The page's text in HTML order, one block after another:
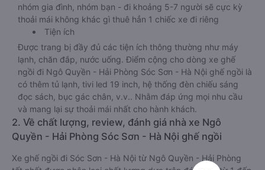
nhóm gia đình, nhóm bạn - đi khoảng 5-7 người sẽ cực kỳ
thoải mái không khác gì thuê hẳn 1 chiếc xe đi riêng
Tiện ích
Được trang bị đầy đủ các tiện ích thông thường như máy
lạnh, chăn đắp, nước uống. Điểm cộng cho dòng xe ghế
ngồi đi Ngô Quyền - Hải Phòng Sóc Sơn - Hà Nội ghế ngồi là
có thêm tủ lạnh, tivi led 19 inch, hệ thống đèn chiếu sáng
đọc sách, bục gác chân, v.v.. Nhằm đáp ứng mọi nhu cầu
và mang lại sự thoải mái nhất cho hành khách.
2. Về chất lượng, review, đánh giá nhà xe Ngô
Quyền - Hải Phòng Sóc Sơn - Hà Nội ghế ngồi
Xe ghế ngồi đi Sóc Sơn - Hà Nội từ Ngô Quyền - Hải Phòng